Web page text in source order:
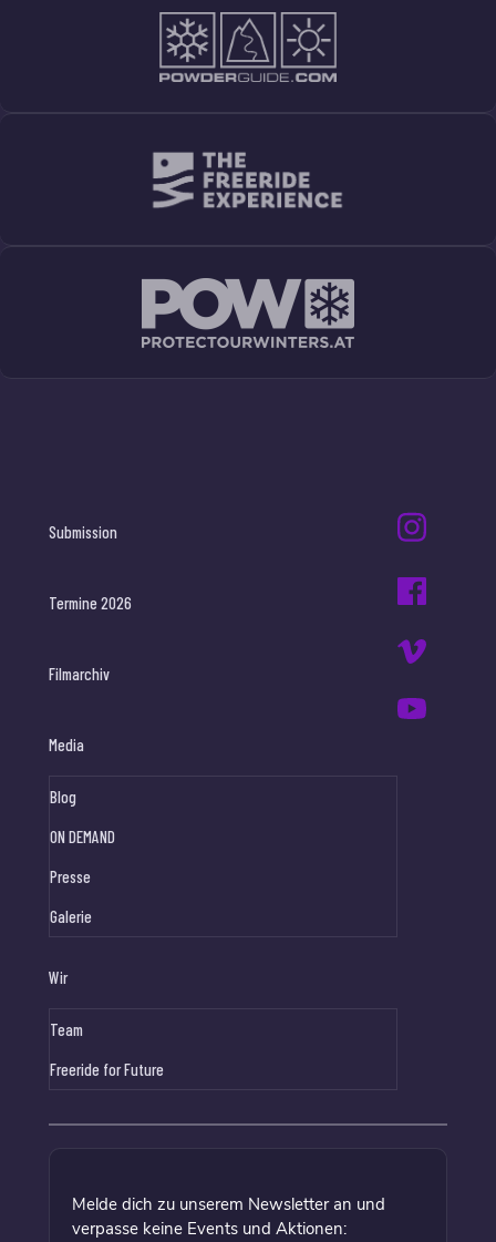
Submission
Termine 2026
Filmarchiv
Media
Blog
ON DEMAND
Presse
Galerie
Wir
Team
Freeride for Future
Melde dich zu unserem Newsletter an und
verpasse keine Events und Aktionen: